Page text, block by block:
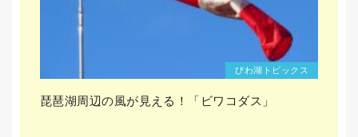
びわ湖トピックス
琵琶湖周辺の風が見える！「ビワコダス」